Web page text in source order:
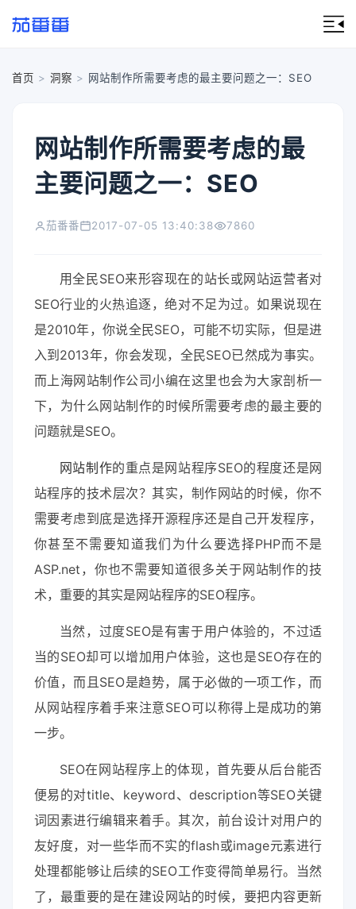
首页 > 洞察 > 网站制作所需要考虑的最主要问题之一：SEO
网站制作所需要考虑的最
主要问题之一：SEO
茄番番 2017-07-05 13:40:38 7860
用全民SEO来形容现在的站长或网站运营者对
SEO行业的火热追逐，绝对不足为过。如果说现在
是2010年，你说全民SEO，可能不切实际，但是进
入到2013年，你会发现，全民SEO已然成为事实。
而上海网站制作公司小编在这里也会为大家剖析一
下，为什么网站制作的时候所需要考虑的最主要的
问题就是SEO。
网站制作的重点是网站程序SEO的程度还是网
站程序的技术层次？其实，制作网站的时候，你不
需要考虑到底是选择开源程序还是自己开发程序，
你甚至不需要知道我们为什么要选择PHP而不是
ASP.net，你也不需要知道很多关于网站制作的技
术，重要的其实是网站程序的SEO程序。
当然，过度SEO是有害于用户体验的，不过适
当的SEO却可以增加用户体验，这也是SEO存在的
价值，而且SEO是趋势，属于必做的一项工作，而
从网站程序着手来注意SEO可以称得上是成功的第
一步。
SEO在网站程序上的体现，首先要从后台能否
便易的对title、keyword、description等SEO关键
词因素进行编辑来着手。其次，前台设计对用户的
友好度，对一些华而不实的flash或image元素进行
处理都能够让后续的SEO工作变得简单易行。当然
了，最重要的是在建设网站的时候，要把内容更新